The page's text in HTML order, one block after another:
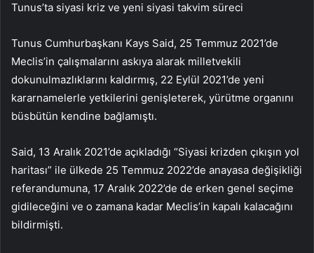
Tunus’ta siyasi kriz ve yeni siyasi takvim süreci
Tunus Cumhurbaşkanı Kays Said, 25 Temmuz 2021’de
Meclis’in çalışmalarını askıya alarak milletvekili
dokunulmazlıklarını kaldırmış, 22 Eylül 2021’de yeni
kararnamelerle yetkilerini genişleterek, yürütme organını
büsbütün kendine bağlamıştı.
Said, 13 Aralık 2021’de açıkladığı “Siyasi krizden çıkışın yol
haritası” ile ülkede 25 Temmuz 2022’de anayasa değişikliği
referandumuna, 17 Aralık 2022’de de erken genel seçime
gidileceğini ve o zamana kadar Meclis’in kapalı kalacağını
bildirmişti.